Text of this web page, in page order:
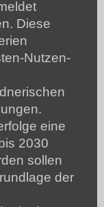
Diese
Nutzen-
eine
2030
sollen
der